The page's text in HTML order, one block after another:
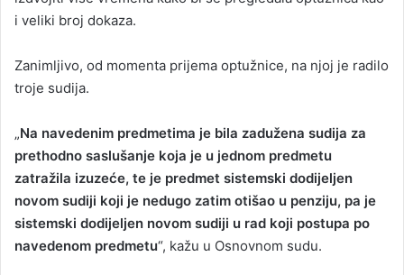
i veliki broj dokaza.
Zanimljivo, od momenta prijema optužnice, na njoj je radilo
troje sudija.
„Na navedenim predmetima je bila zadužena sudija za
prethodno saslušanje koja je u jednom predmetu
zatražila izuzeće, te je predmet sistemski dodijeljen
novom sudiji koji je nedugo zatim otišao u penziju, pa je
sistemski dodijeljen novom sudiji u rad koji postupa po
navedenom predmetu“, kažu u Osnovnom sudu.